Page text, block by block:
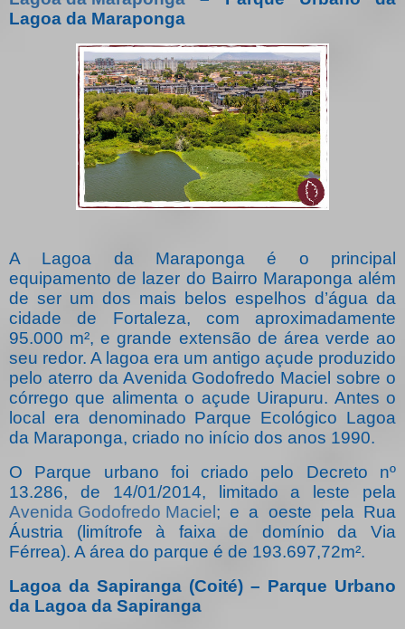
Lagoa da Maraponga
A Lagoa da Maraponga é o principal
equipamento de lazer do Bairro Maraponga além
de ser um dos mais belos espelhos d’água da
cidade de Fortaleza, com aproximadamente
95.000 m², e grande extensão de área verde ao
seu redor. A lagoa era um antigo açude produzido
pelo aterro da Avenida Godofredo Maciel sobre o
córrego que alimenta o açude Uirapuru. Antes o
local era denominado Parque Ecológico Lagoa
da Maraponga, criado no início dos anos 1990.
O Parque urbano foi criado pelo Decreto nº
13.286, de 14/01/2014, limitado a leste pela
Avenida Godofredo Maciel; e a oeste pela Rua
Áustria (limítrofe à faixa de domínio da Via
Férrea). A área do parque é de 193.697,72m².
Lagoa da Sapiranga (Coité) – Parque Urbano
da Lagoa da Sapiranga